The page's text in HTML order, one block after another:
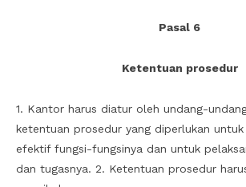
Pasal 6
Ketentuan prosedur
1. Kantor harus diatur oleh undang-
ketentuan prosedur yang diperlukan untuk
efektif fungsi-fungsinya dan untuk
dan tugasnya. 2. Ketentuan prosedur